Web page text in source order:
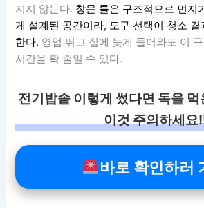
지지 않는다. 창문 틀은 구조적으로 먼지
게 설계된 공간이라, 도구 선택이 청소
한다. 영업 뛰고 집에 늦게 들어와도 이
시간을 확 줄일 수 있다.
전기밥솥 이렇게 썼다면 독을 먹
이것 주의하세요
바로 확인하러